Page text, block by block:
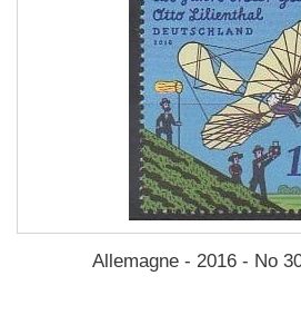
Allemagne - 2016 - No